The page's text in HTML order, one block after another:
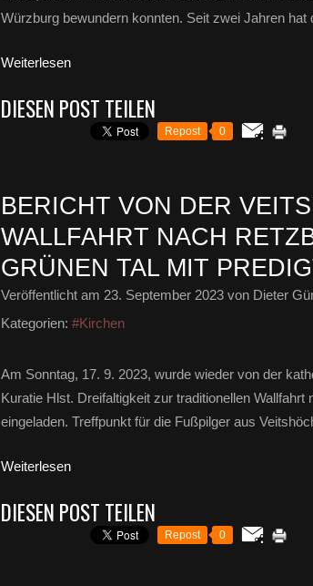
Würzburg bewundern konnten. Seit zwei Jahren
Weiterlesen
DIESEN POST TEILEN
Repost 0
BERICHT VON DER
WALLFAHRT NACH
GRÜNEN TAL MIT
Veröffentlicht am 23. September 2023 von Dieter
Kategorien: #Kirchen
Am Sonntag, 17. 9. 2023, wurde wieder von der
Kuratie Hlst. Dreifaltigkeit zur traditionellen
eingeladen. Treffpunkt für die Fußpilger aus
Weiterlesen
DIESEN POST TEILEN
Repost 0